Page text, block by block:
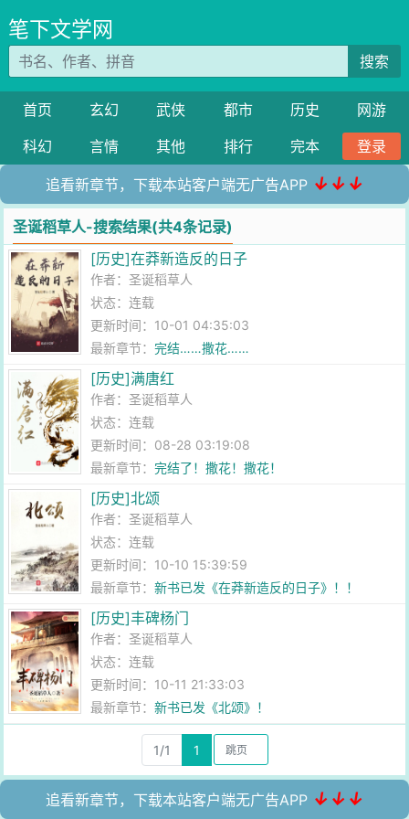
笔下文学网
搜索
首页 玄幻 武侠 都市 历史
网游
科幻
言情 其他 排行 完本 登录
追看新章节，下载本站客户端无广告APP ↓↓↓
圣诞稻草人-搜索结果(共4条记录)
[历史]在莽新造反的日子
作者：圣诞稻草人
状态：连载
更新时间：10-01 04:35:03
最新章节：完结……撒花……
[历史]满唐红
作者：圣诞稻草人
状态：连载
更新时间：08-28 03:19:08
最新章节：完结了！撒花！撒花！
[历史]北颂
作者：圣诞稻草人
状态：连载
更新时间：10-10 15:39:59
最新章节：新书已发《在莽新造反的日子》！！
[历史]丰碑杨门
作者：圣诞稻草人
状态：连载
更新时间：10-11 21:33:03
最新章节：新书已发《北颂》！
1/1 1
追看新章节，下载本站客户端无广告APP ↓↓↓